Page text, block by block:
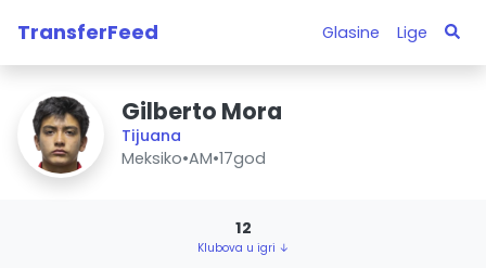
TransferFeed Glasine Lige
Gilberto Mora
Tijuana
Meksiko•AM•17god
12
Klubova u igri ↓